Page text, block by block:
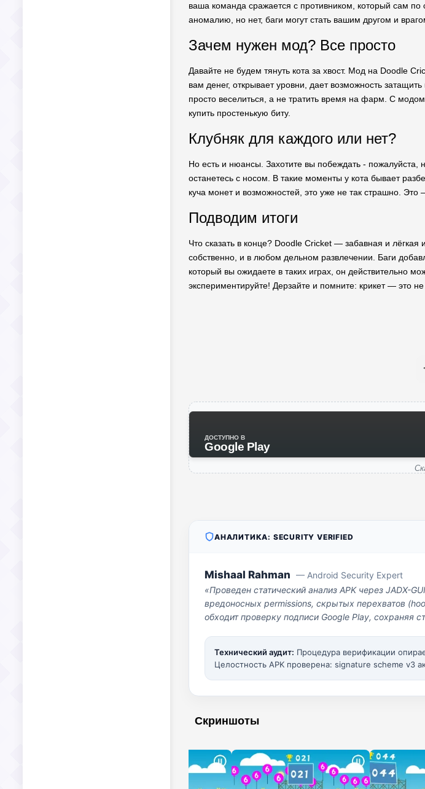
ваша команда сражается с противником, который сам по
аномалию, но нет, баги могут стать вашим другом и
Зачем нужен мод? Все просто
Давайте не будем тянуть кота за хвост. Мод на Doodle
вам денег, открывает уровни, дает возможность
просто веселиться, а не тратить время на фарм. С
купить простенькую биту.
Клубняк для каждого или нет?
Но есть и нюансы. Захотите вы побеждать - пожалуйста,
останетесь с носом. В такие моменты у кота бывает
куча монет и возможностей, это уже не так страшно.
Подводим итоги
Что сказать в конце? Doodle Cricket — забавная и
собственно, и в любом дельном развлечении. Баги
который вы ожидаете в таких играх, он действительно
экспериментируйте! Дерзайте и помните: крикет — это
ДОСТУПНО В
Google Play
АНАЛИТИКА: SECURITY VERIFIED
Mishaal Rahman — Android Security Expert
«Проведен статический анализ APK через JADX-
вредоносных permissions, скрытых перехватов
обходит проверку подписи Google Play, сохраняя
Технический аудит: Процедура верификации
Целостность APK проверена: signature scheme v3
Скриншоты